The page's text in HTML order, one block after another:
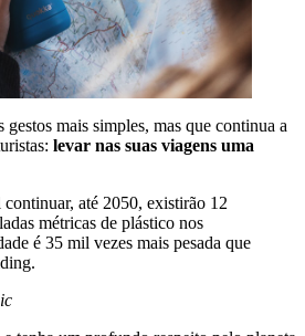
mais simples, mas que continua a
levar nas suas viagens uma
continuar, até 2050, existirão 12
métricas de plástico nos
é 35 mil vezes mais pesada que